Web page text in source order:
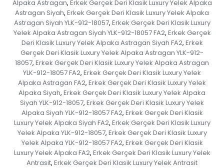
Alpaka Astragan, Erkek Gerçek Deri Klasik Luxury Yelek Alpaka
Astragan Siyah, Erkek Gerçek Deri Klasik Luxury Yelek Alpaka
Astragan Siyah YLK-912-18057, Erkek Gerçek Deri Klasik Luxury
Yelek Alpaka Astragan Siyah YLK-912-18057 FA2, Erkek Gerçek
Deri Klasik Luxury Yelek Alpaka Astragan Siyah FA2, Erkek
Gerçek Deri Klasik Luxury Yelek Alpaka Astragan YLK-912-
18057, Erkek Gerçek Deri Klasik Luxury Yelek Alpaka Astragan
YLK-912-18057 FA2, Erkek Gerçek Deri Klasik Luxury Yelek
Alpaka Astragan FA2, Erkek Gerçek Deri Klasik Luxury Yelek
Alpaka Siyah, Erkek Gerçek Deri Klasik Luxury Yelek Alpaka
Siyah YLK-912-18057, Erkek Gerçek Deri Klasik Luxury Yelek
Alpaka Siyah YLK-912-18057 FA2, Erkek Gerçek Deri Klasik
Luxury Yelek Alpaka Siyah FA2, Erkek Gerçek Deri Klasik Luxury
Yelek Alpaka YLK-912-18057, Erkek Gerçek Deri Klasik Luxury
Yelek Alpaka YLK-912-18057 FA2, Erkek Gerçek Deri Klasik
Luxury Yelek Alpaka FA2, Erkek Gerçek Deri Klasik Luxury Yelek
Antrasit, Erkek Gerçek Deri Klasik Luxury Yelek Antrasit